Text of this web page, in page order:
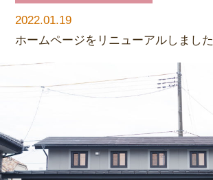
2022.01.19
ホームページをリニューアルしました